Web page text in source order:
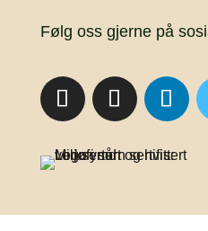
Følg oss gjerne på